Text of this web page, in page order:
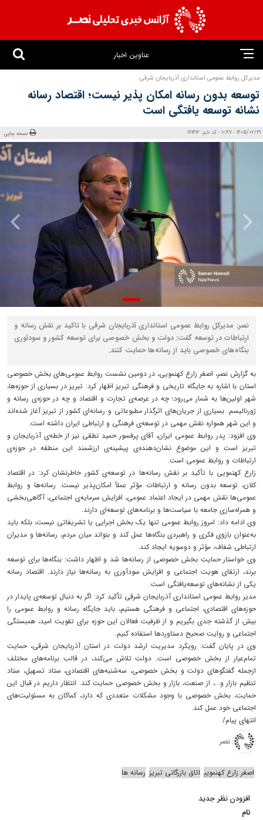
عناوین اخبار
مدیرکل روابط عمومی استانداری آذربایجان شرقی:
توسعه بدون رسانه امکان‌ پذیر نیست؛ اقتصاد رسانه
نشانه توسعه‌ یافتگی است
1405/02/31 - 10:47 - کد خبر: 161412 نسخه چاپی
نصر: مدیرکل روابط عمومی استانداری آذربایجان شرقی با تاکید بر نقش رسانه و
ارتباطات در توسعه گفت: دولت و بخش خصوصی برای توسعه کشور و سودآوری
بنگاه‌های خصوصی باید از رسانه‌ها حمایت کنند.
به گزارش نصر، اصغر زارع کهنمویی، در دومین نشست روابط عمومی‌های بخش خصوصی
استان با اشاره به جایگاه تاریخی و فرهنگی تبریز اظهار کرد: تبریز در بسیاری از حوزه‌ها،
شهر اولین‌ها به شمار می‌رود؛ چه در عرصه‌ی تجارت و اقتصاد و چه در حوزه‌ی رسانه و
ژورنالیسم. بسیاری از جریان‌های اثرگذار مطبوعاتی و رسانه‌ای کشور از تبریز آغاز شده‌اند
و این شهر همواره نقش مهمی در توسعه‌ی فرهنگی و ارتباطی ایران داشته است.
وی افزود: پدر روابط عمومی ایران، آقای پرفسور حمید نطقی نیز از خطه‌ی آذربایجان و
تبریز است و این موضوع نشان‌دهنده‌ی پیشینه‌ی ارزشمند این منطقه در حوزه‌ی
ارتباطات و روابط عمومی است.
زارع کهنمویی با تأکید بر نقش رسانه‌ها در توسعه‌ی کشور خاطرنشان کرد: در اقتصاد
کلان، توسعه بدون رسانه و ارتباطات مؤثر عملاً امکان‌پذیر نیست. رسانه‌ها و روابط
عمومی‌ها نقش مهمی در ایجاد اعتماد عمومی، افزایش سرمایه‌ی اجتماعی، آگاهی‌بخشی
و همراه‌سازی جامعه با سیاست‌ها و برنامه‌های توسعه‌ای دارند.
وی ادامه داد: امروز روابط عمومی تنها یک بخش اجرایی یا تشریفاتی نیست، بلکه باید
به‌عنوان بازوی فکری و راهبردی بنگاه‌ها عمل کند و بتواند میان مردم، رسانه‌ها و مدیران
ارتباطی شفاف، مؤثر و دوسویه ایجاد کند.
وی خواستار حمایت بخش خصوصی از رسانه‌ها شد و اظهار داشت: بنگاه‌ها برای توسعه
برند، ارتقای هویت اجتماعی و افزایش سودآوری به رسانه‌ها نیاز دارند. اقتصاد رسانه
یکی از نشانه‌های توسعه‌یافتگی است.
مدیر روابط عمومی استانداری آذربایجان شرقی تأکید کرد: اگر به دنبال توسعه‌ی پایدار در
حوزه‌های اقتصادی، اجتماعی و فرهنگی هستیم، باید جایگاه رسانه و روابط عمومی را
بیش از گذشته جدی بگیریم و از ظرفیت فعالان این حوزه برای تقویت امید، همبستگی
اجتماعی و روایت صحیح دستاوردها استفاده کنیم.
وی در پایان گفت: رویکرد مدیریت ارشد دولت در استان آذربایجان شرقی، حمایت
تمام‌عیار از بخش خصوصی است. دولت تلاش می‌کند، در قالب برنامه‌های مختلف
ازجمله گفتگوهای دولت و بخش خصوصی، سه‌شنبه‌های اقتصادی، ستاد تسهیل، ستاد
تنظیم بازار و...، از صنعت، بازار و بخش خصوصی حمایت کند. انتظار داریم در قبال این
حمایت، بخش خصوصی با وجود مشکلات متعددی که دارد، کماکان به مسئولیت‌های
اجتماعی خود عمل کند.
انتهای پیام/
نصر
اصغر زارع کهنمویی اتاق بازرگانی تبریز رسانه ها
افزودن نظر جدید
نام